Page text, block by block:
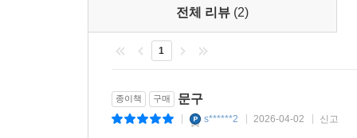
전체 리뷰 (2)
1
종이책 구매 문구
s******2 2026-04-02 신고